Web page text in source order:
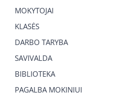
MOKYTOJAI
KLASĖS
DARBO TARYBA
SAVIVALDA
BIBLIOTEKA
PAGALBA MOKINIUI